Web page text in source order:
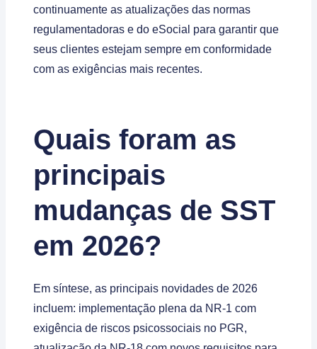
continuamente as atualizações das normas
regulamentadoras e do eSocial para garantir que
seus clientes estejam sempre em conformidade
com as exigências mais recentes.
Quais foram as
principais
mudanças de SST
em 2026?
Em síntese, as principais novidades de 2026
incluem: implementação plena da NR-1 com
exigência de riscos psicossociais no PGR,